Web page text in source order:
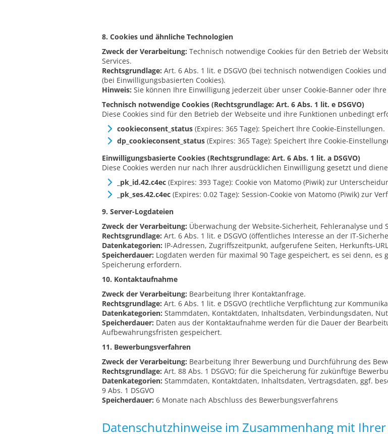
8. Cookies und ähnliche Technologien
Zweck der Verarbeitung: Technisch notwendige Cookies für den Betrieb der
Services.
Rechtsgrundlage: Art. 6 Abs. 1 lit. e DSGVO (bei technisch notwendigen Cookies
(bei Einwilligungsbasierten Cookies).
Hinweis: Sie können Ihre Einwilligung jederzeit über unser Cookie-Banner oder
Technisch notwendige Cookies (Rechtsgrundlage: Art. 6 Abs. 1 lit. e DSGVO)
Diese Cookies sind für den Betrieb der Webseite und ihre Funktionen unbedingt
cookieconsent_status (Expires: 365 Tage): Speichert Ihre Cookie-Einstellungen.
dp_cookieconsent_status (Expires: 365 Tage): Speichert Ihre Cookie-
Einwilligungsbasierte Cookies (Rechtsgrundlage: Art. 6 Abs. 1 lit. a DSGVO)
Diese Cookies werden nur nach Ihrer ausdrücklichen Einwilligung gesetzt und
_pk_id.42.c4ec (Expires: 393 Tage): Cookie von Matomo (Piwik) zur
_pk_ses.42.c4ec (Expires: 0.02 Tage): Session-Cookie von Matomo (Piwik) zur
9. Server-Logdateien
Zweck der Verarbeitung: Überwachung der Website-Sicherheit, Fehleranalyse und
Rechtsgrundlage: Art. 6 Abs. 1 lit. e DSGVO (öffentliches Interesse an der IT-
Datenkategorien: IP-Adressen, Zugriffszeitpunkt, aufgerufene Seiten, Herkunfts-
Speicherdauer: Logdaten werden für maximal 90 Tage gespeichert, es sei denn,
Speicherung erfordern.
10. Kontaktaufnahme
Zweck der Verarbeitung: Bearbeitung Ihrer Kontaktanfrage.
Rechtsgrundlage: Art. 6 Abs. 1 lit. e DSGVO (rechtliche Verpflichtung zur
Datenkategorien: Stammdaten, Kontaktdaten, Inhaltsdaten, Verbindungsdaten,
Speicherdauer: Daten aus der Kontaktaufnahme werden für die Dauer der
Aufbewahrungsfristen gespeichert.
11. Bewerbungsverfahren
Zweck der Verarbeitung: Bearbeitung Ihrer Bewerbung und Durchführung des
Rechtsgrundlage: Art. 88 Abs. 1 DSGVO; für die Speicherung für zukünftige
Datenkategorien: Stammdaten, Kontaktdaten, Inhaltsdaten, Vertragsdaten, ggf.
9 Abs. 1 DSGVO
Speicherdauer: 6 Monate nach Abschluss des Bewerbungsverfahrens
Datenschutzhinweise im Zusammenhang mit